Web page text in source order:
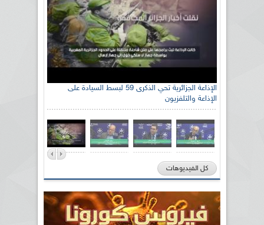
الإذاعة الجزائرية تحي الذكرى 59 لبسط السيادة على
الإذاعة والتلفزيون
كل الفيديوهات